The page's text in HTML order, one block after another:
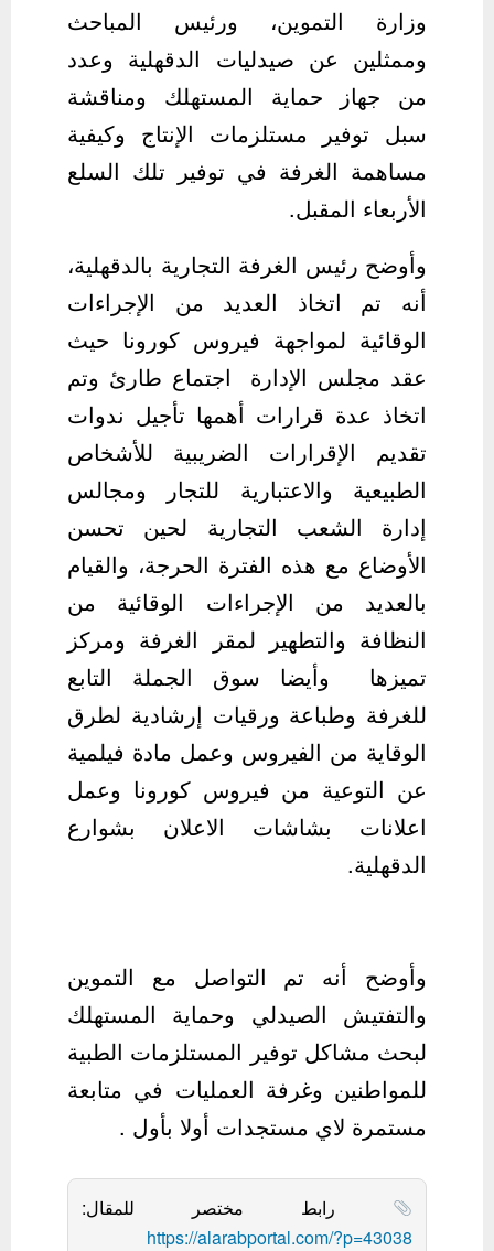
وزارة التموين، ورئيس المباحث
وممثلين عن صيدليات الدقهلية وعدد
من جهاز حماية المستهلك ومناقشة
سبل توفير مستلزمات الإنتاج وكيفية
مساهمة الغرفة في توفير تلك السلع
الأربعاء المقبل.
وأوضح رئيس الغرفة التجارية بالدقهلية،
أنه تم اتخاذ العديد من الإجراءات
الوقائية لمواجهة فيروس كورونا حيث
عقد مجلس الإدارة اجتماع طارئ وتم
اتخاذ عدة قرارات أهمها تأجيل ندوات
تقديم الإقرارات الضريبية للأشخاص
الطبيعية والاعتبارية للتجار ومجالس
إدارة الشعب التجارية لحين تحسن
الأوضاع مع هذه الفترة الحرجة، والقيام
بالعديد من الإجراءات الوقائية من
النظافة والتطهير لمقر الغرفة ومركز
تميزها وأيضا سوق الجملة التابع
للغرفة وطباعة ورقيات إرشادية لطرق
الوقاية من الفيروس وعمل مادة فيلمية
عن التوعية من فيروس كورونا وعمل
اعلانات بشاشات الاعلان بشوارع
الدقهلية.
وأوضح أنه تم التواصل مع التموين
والتفتيش الصيدلي وحماية المستهلك
لبحث مشاكل توفير المستلزمات الطبية
للمواطنين وغرفة العمليات في متابعة
مستمرة لاي مستجدات أولا بأول .
رابط مختصر للمقال:
https://alarabportal.com/?p=43038